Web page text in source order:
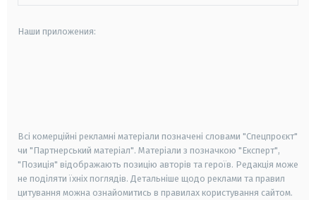
Наши приложения:
Всі комерційні рекламні матеріали позначені словами "Спецпроєкт"
чи "Партнерський матеріал". Матеріали з позначкою "Експерт",
"Позиція" відображають позицію авторів та героїв. Редакція може
не поділяти їхніх поглядів. Детальніше щодо реклами та правил
цитування можна ознайомитись в правилах користування сайтом.